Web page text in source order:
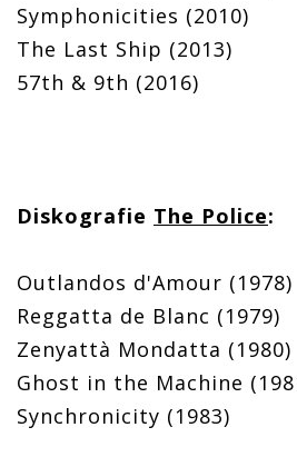
Symphonicities (2010)
The Last Ship (2013)
57th & 9th (2016)
Diskografie The Police:
Outlandos d'Amour (1978)
Reggatta de Blanc (1979)
Zenyattà Mondatta (1980)
Ghost in the Machine
Synchronicity (1983)